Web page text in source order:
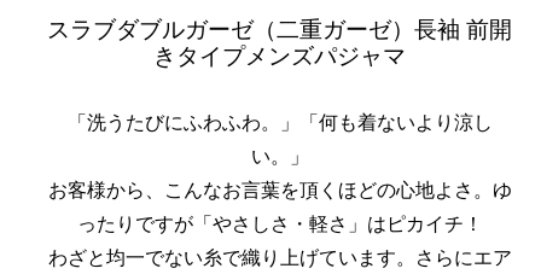
スラブダブルガーゼ（二重ガーゼ）長袖 前開
きタイプメンズパジャマ
「洗うたびにふわふわ。」「何も着ないより涼し
い。」
お客様から、こんなお言葉を頂くほどの心地よさ。ゆ
ったりですが「やさしさ・軽さ」はピカイチ！
わざと均一でない糸で織り上げています。さらにエア